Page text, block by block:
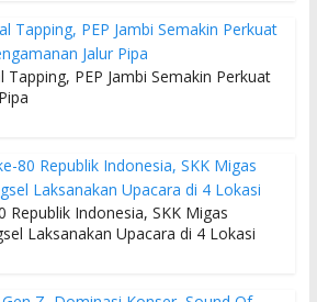
Tapping, PEP Jambi Semakin Perkuat
Republik Indonesia, SKK Migas
Laksanakan Upacara di 4 Lokasi